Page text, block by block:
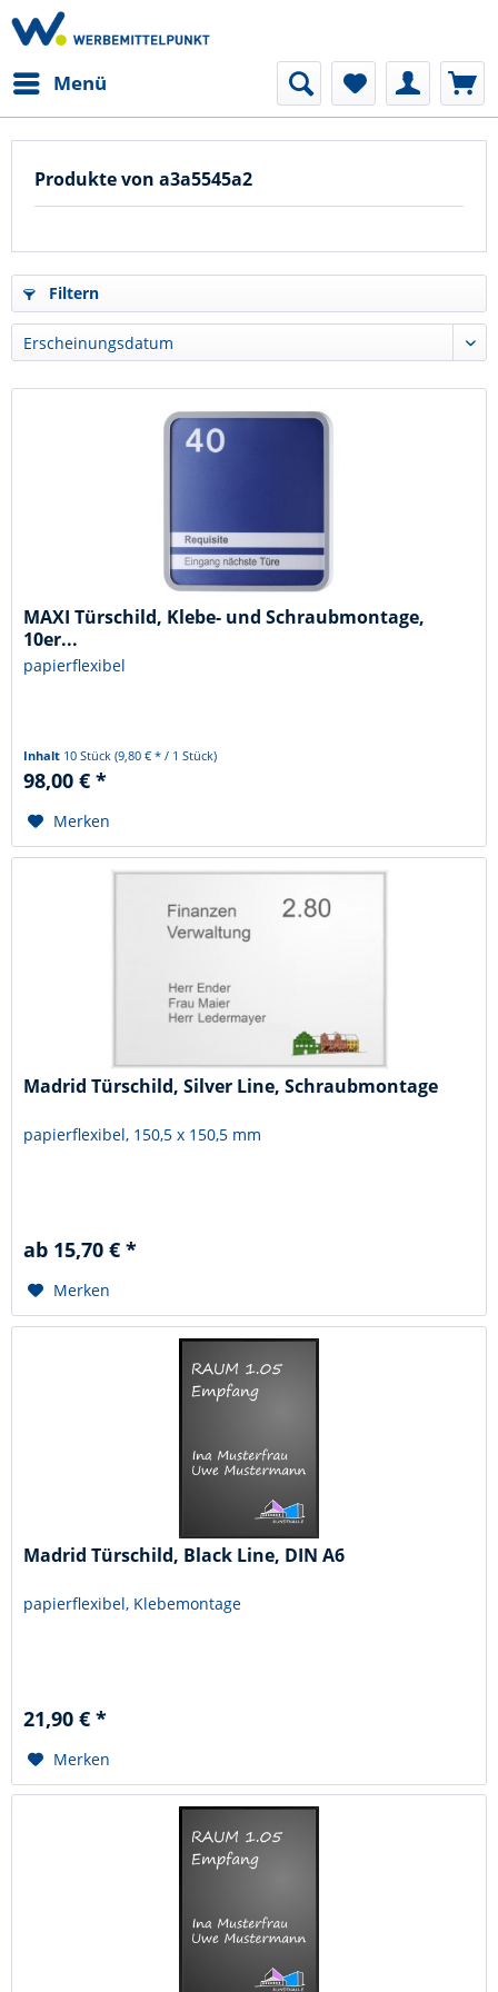
Menü
Produkte von a3a5545a2
Filtern
MAXI Türschild, Klebe- und Schraubmontage,
10er...
papierflexibel
Inhalt 10 Stück(9,80 € * / 1 Stück)
98,00 € *
Merken
Madrid Türschild, Silver Line, Schraubmontage
papierflexibel, 150,5 x 150,5 mm
ab 15,70 € *
Merken
Madrid Türschild, Black Line, DIN A6
papierflexibel, Klebemontage
21,90 € *
Merken